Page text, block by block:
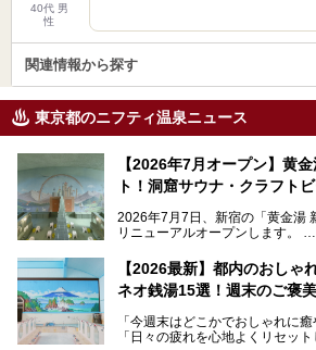
40代 男
性
関連情報から探す
東京都のニフティ温泉ニュース
【2026年7月オープン】黄
ト！洞窟サウナ・クラフト
2026年7月7日、新宿の「黄金湯
リニューアルオープンします。
レトロでノスタルジックなタイ
を知る地元の人にも、新しく足
る、今の時代の"銭湯"として生ま
ビアバーなど、新しく登場した
す。充実した設備があるのに、
【2026最新】都内のおしゃ
ネオ銭湯15選！週末のご褒
「今週末はどこかでおしゃれに癒
「日々の疲れを心地よくリセット